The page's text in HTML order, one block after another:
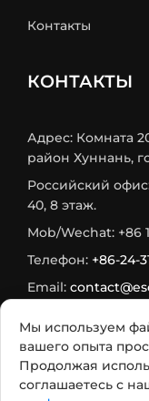
Контакты
КОНТАКТЫ
Адрес: Комната
район Хуннань,
Российский
40, 8 этаж.
Mob/Wechat: +86
Телефон: +86-24-
Email:
Max:+7 933 716-
Telegram:+7 985
Мы используем
вашего опыта
Продолжая
соглашаетесь с